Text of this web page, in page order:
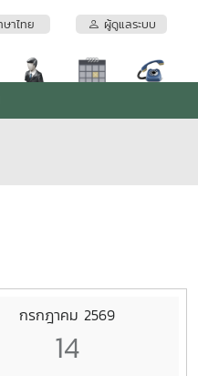
ษาไทย ผู้ดูแลระบบ
กรกฎาคม 2569
14